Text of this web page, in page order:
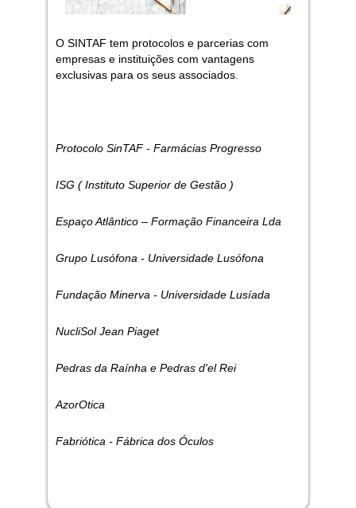
O SINTAF tem protocolos e parcerias com
empresas e instituições com vantagens
exclusivas para os seus associados.
Protocolo SinTAF - Farmácias Progresso
ISG ( Instituto Superior de Gestão )
Espaço Atlântico – Formação Financeira Lda
Grupo Lusófona - Universidade Lusófona
Fundação Minerva - Universidade Lusíada
NucliSol Jean Piaget
Pedras da Raínha e Pedras d'el Rei
AzorOtica
Fabriótica - Fábrica dos Óculos